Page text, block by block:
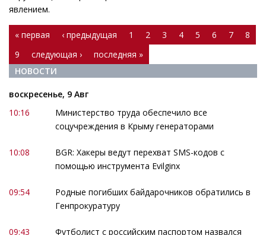
явлением.
Страницы
« первая ‹ предыдущая 1 2 3 4 5 6 7
8
9
следующая ›
последняя »
НОВОСТИ
воскресенье, 9 Авг
10:16
Министерство труда обеспечило все
соцучреждения в Крыму генераторами
10:08
BGR: Хакеры ведут перехват SMS-кодов с
помощью инструмента Evilginx
09:54
Родные погибших байдарочников обратились в
Генпрокуратуру
09:43
Футболист с российским паспортом назвался